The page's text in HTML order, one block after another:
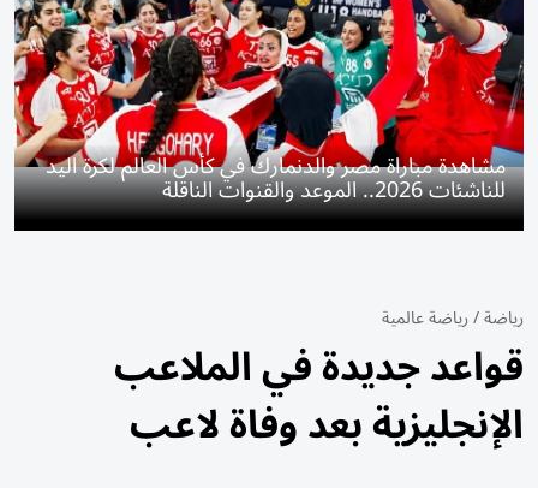
مشاهدة مباراة مصر والدنمارك في كأس العالم لكرة اليد
للناشئات 2026.. الموعد والقنوات الناقلة
رياضة/رياضة عالمية
قواعد جديدة في الملاعب
الإنجليزية بعد وفاة لاعب